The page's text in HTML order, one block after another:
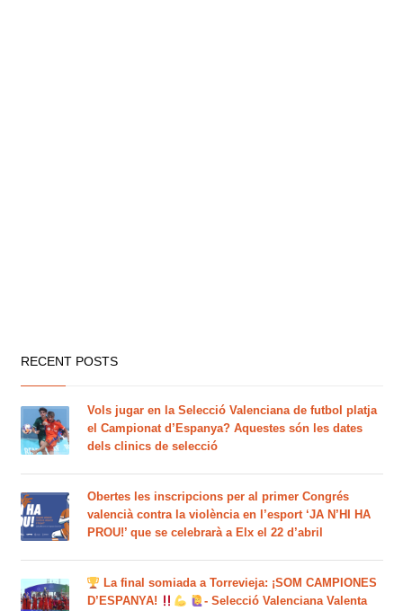
RECENT POSTS
Vols jugar en la Selecció Valenciana de futbol platja
el Campionat d’Espanya? Aquestes són les dates
dels clinics de selecció
Obertes les inscripcions per al primer Congrés
valencià contra la violència en l’esport ‘JA N’HI HA
PROU!’ que se celebrarà a Elx el 22 d’abril
La final somiada a Torrevieja: ¡SOM CAMPIONES
D’ESPANYA!
- Selecció Valenciana Valenta